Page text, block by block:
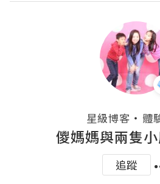
星級博客 ・ 體
儍媽媽與兩隻
追蹤